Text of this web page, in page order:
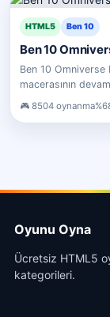
HTML5 Ben 10
Ben 10
Ben 10 Omniverse
macerasının
8504 oynanma
Oyunu Oyna
Ücretsiz HTML5
kategorileri.